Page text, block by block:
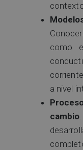
como
a nivel
cambio